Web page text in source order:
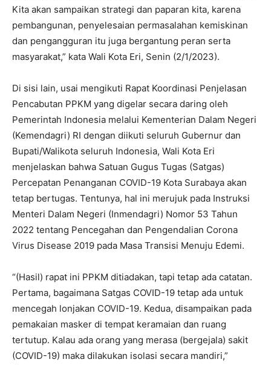
Kita akan sampaikan strategi dan paparan kita, karena
pembangunan, penyelesaian permasalahan kemiskinan
dan pengangguran itu juga bergantung peran serta
masyarakat,” kata Wali Kota Eri, Senin (2/1/2023).
Di sisi lain, usai mengikuti Rapat Koordinasi Penjelasan
Pencabutan PPKM yang digelar secara daring oleh
Pemerintah Indonesia melalui Kementerian Dalam Negeri
(Kemendagri) RI dengan diikuti seluruh Gubernur dan
Bupati/Walikota seluruh Indonesia, Wali Kota Eri
menjelaskan bahwa Satuan Gugus Tugas (Satgas)
Percepatan Penanganan COVID-19 Kota Surabaya akan
tetap bertugas. Tentunya, hal ini merujuk pada Instruksi
Menteri Dalam Negeri (Inmendagri) Nomor 53 Tahun
2022 tentang Pencegahan dan Pengendalian Corona
Virus Disease 2019 pada Masa Transisi Menuju Edemi.
“(Hasil) rapat ini PPKM ditiadakan, tapi tetap ada catatan.
Pertama, bagaimana Satgas COVID-19 tetap ada untuk
mencegah lonjakan COVID-19. Kedua, disampaikan pada
pemakaian masker di tempat keramaian dan ruang
tertutup. Kalau ada orang yang merasa (bergejala) sakit
(COVID-19) maka dilakukan isolasi secara mandiri,”